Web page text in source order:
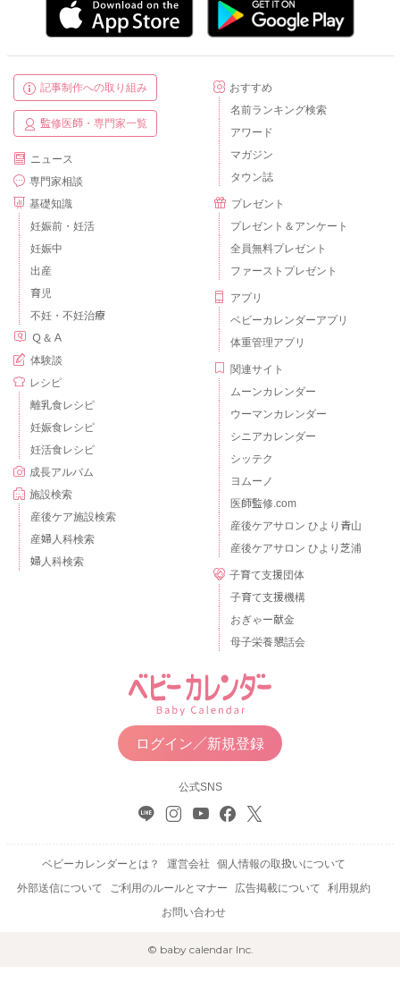
記事制作への取り組み
監修医師・専門家一覧
ニュース
専門家相談
基礎知識
妊娠前・妊活
妊娠中
出産
育児
不妊・不妊治療
Ｑ＆Ａ
体験談
レシピ
離乳食レシピ
妊娠食レシピ
妊活食レシピ
成長アルバム
施設検索
産後ケア施設検索
産婦人科検索
婦人科検索
おすすめ
名前ランキング検索
アワード
マガジン
タウン誌
プレゼント
プレゼント＆アンケート
全員無料プレゼント
ファーストプレゼント
アプリ
ベビーカレンダーアプリ
体重管理アプリ
関連サイト
ムーンカレンダー
ウーマンカレンダー
シニアカレンダー
シッテク
ヨムーノ
医師監修.com
産後ケアサロン ひより青山
産後ケアサロン ひより芝浦
子育て支援団体
子育て支援機構
おぎゃー献金
母子栄養懇話会
ログイン／新規登録
公式SNS
ベビーカレンダーとは？ 運営会社
個人情報の取扱いについて
外部送信について
ご利用のルールとマナー 広告掲載について
利用規約
お問い合わせ
© baby calendar Inc.